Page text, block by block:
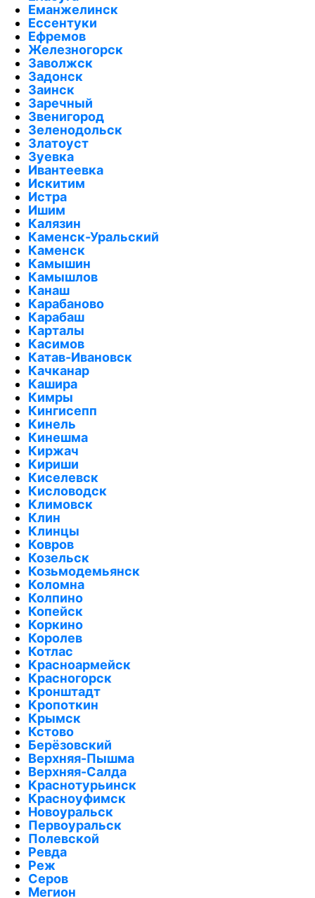
Еманжелинск
Ессентуки
Ефремов
Железногорск
Заволжск
Задонск
Заинск
Заречный
Звенигород
Зеленодольск
Златоуст
Зуевка
Ивантеевка
Искитим
Истра
Ишим
Калязин
Каменск-Уральский
Каменск
Камышин
Камышлов
Канаш
Карабаново
Карабаш
Карталы
Касимов
Катав-Ивановск
Качканар
Кашира
Кимры
Кингисепп
Кинель
Кинешма
Киржач
Кириши
Киселевск
Кисловодск
Климовск
Клин
Клинцы
Ковров
Козельск
Козьмодемьянск
Коломна
Колпино
Копейск
Коркино
Королев
Котлас
Красноармейск
Красногорск
Кронштадт
Кропоткин
Крымск
Кстово
Берёзовский
Верхняя-Пышма
Верхняя-Салда
Краснотурьинск
Красноуфимск
Новоуральск
Первоуральск
Полевской
Ревда
Реж
Серов
Мегион